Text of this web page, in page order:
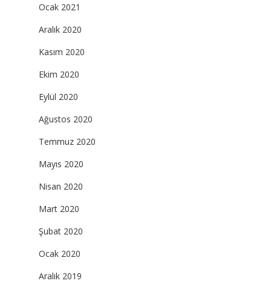
Ocak 2021
Aralık 2020
Kasım 2020
Ekim 2020
Eylül 2020
Ağustos 2020
Temmuz 2020
Mayıs 2020
Nisan 2020
Mart 2020
Şubat 2020
Ocak 2020
Aralık 2019